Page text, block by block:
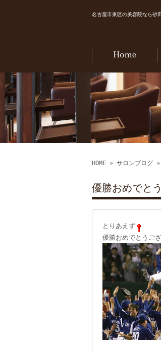
名古屋市東区の美容院なら
HOME » サロンブログ »
優勝おめでと
とりあえず
優勝おめでとうご